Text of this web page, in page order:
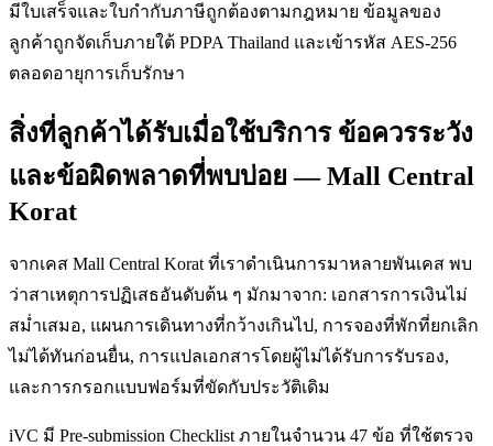
มีใบเสร็จและใบกำกับภาษีถูกต้องตามกฎหมาย ข้อมูลของ
ลูกค้าถูกจัดเก็บภายใต้ PDPA Thailand และเข้ารหัส AES-256
ตลอดอายุการเก็บรักษา
สิ่งที่ลูกค้าได้รับเมื่อใช้บริการ ข้อควรระวัง
และข้อผิดพลาดที่พบบ่อย — Mall Central
Korat
จากเคส Mall Central Korat ที่เราดำเนินการมาหลายพันเคส พบ
ว่าสาเหตุการปฏิเสธอันดับต้น ๆ มักมาจาก: เอกสารการเงินไม่
สม่ำเสมอ, แผนการเดินทางที่กว้างเกินไป, การจองที่พักที่ยกเลิก
ไม่ได้ทันก่อนยื่น, การแปลเอกสารโดยผู้ไม่ได้รับการรับรอง,
และการกรอกแบบฟอร์มที่ขัดกับประวัติเดิม
iVC มี Pre-submission Checklist ภายในจำนวน 47 ข้อ ที่ใช้ตรวจ